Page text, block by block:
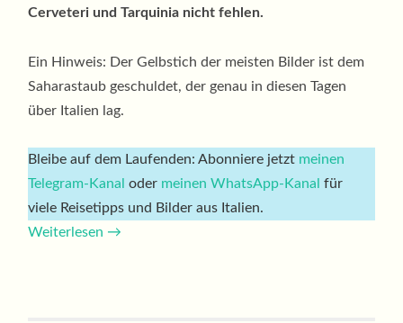
Cerveteri und Tarquinia nicht fehlen.
Ein Hinweis: Der Gelbstich der meisten Bilder ist dem
Saharastaub geschuldet, der genau in diesen Tagen
über Italien lag.
Bleibe auf dem Laufenden: Abonniere jetzt meinen
Telegram-Kanal oder meinen WhatsApp-Kanalfür
viele Reisetipps und Bilder aus Italien.
Weiterlesen →